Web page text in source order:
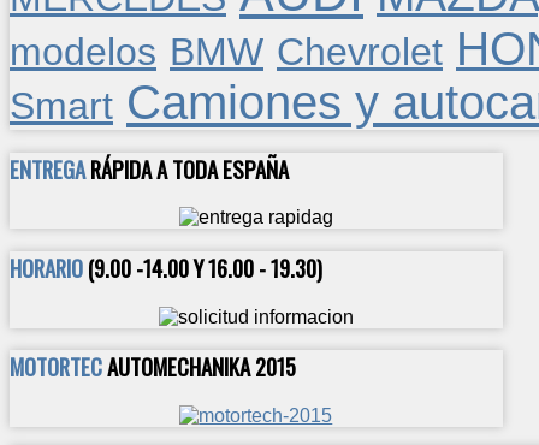
modelos BMW Chevrolet
Smart Camiones y
ENTREGARÁPIDA A TODA ESPAÑA
HORARIO(9.00 -14.00 Y 16.00 - 19.30)
MOTORTECAUTOMECHANIKA 2015